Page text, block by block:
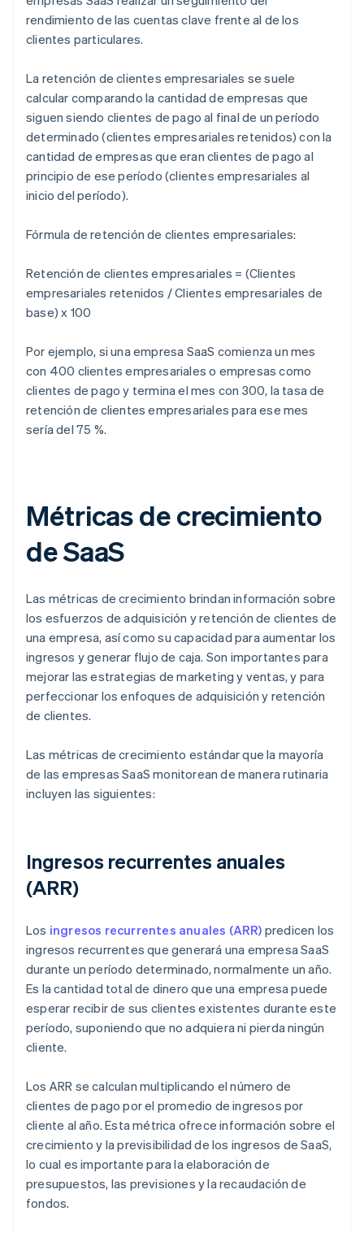
rendimiento de las cuentas clave frente al de los
clientes particulares.
La retención de clientes empresariales se suele
calcular comparando la cantidad de empresas que
siguen siendo clientes de pago al final de un período
determinado (clientes empresariales retenidos) con la
cantidad de empresas que eran clientes de pago al
principio de ese período (clientes empresariales al
inicio del período).
Fórmula de retención de clientes empresariales:
Retención de clientes empresariales = (Clientes
empresariales retenidos / Clientes empresariales de
base) x 100
Por ejemplo, si una empresa SaaS comienza un mes
con 400 clientes empresariales o empresas como
clientes de pago y termina el mes con 300, la tasa de
retención de clientes empresariales para ese mes
sería del 75 %.
Métricas de crecimiento
de SaaS
Las métricas de crecimiento brindan información sobre
los esfuerzos de adquisición y retención de clientes de
una empresa, así como su capacidad para aumentar los
ingresos y generar flujo de caja. Son importantes para
mejorar las estrategias de marketing y ventas, y para
perfeccionar los enfoques de adquisición y retención
de clientes.
Las métricas de crecimiento estándar que la mayoría
de las empresas SaaS monitorean de manera rutinaria
incluyen las siguientes:
Ingresos recurrentes anuales
(ARR)
Los ingresos recurrentes anuales (ARR) predicen los
ingresos recurrentes que generará una empresa SaaS
durante un período determinado, normalmente un año.
Es la cantidad total de dinero que una empresa puede
esperar recibir de sus clientes existentes durante este
período, suponiendo que no adquiera ni pierda ningún
cliente.
Los ARR se calculan multiplicando el número de
clientes de pago por el promedio de ingresos por
cliente al año. Esta métrica ofrece información sobre el
crecimiento y la previsibilidad de los ingresos de SaaS,
lo cual es importante para la elaboración de
presupuestos, las previsiones y la recaudación de
fondos.